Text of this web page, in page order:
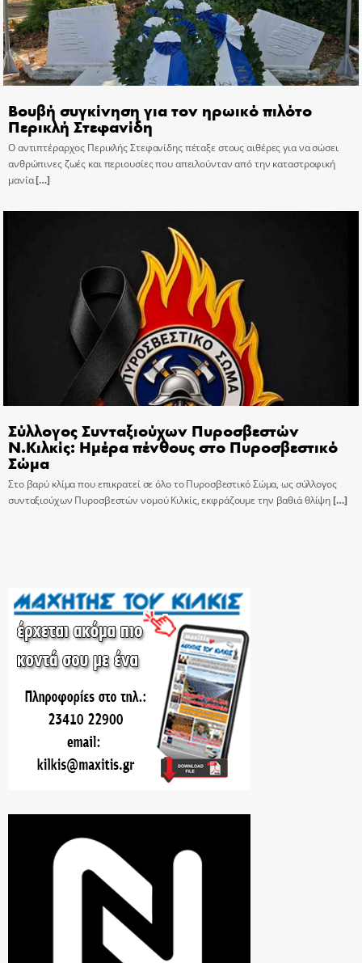
Βουβή συγκίνηση για τον ηρωικό πιλότο
Περικλή Στεφανίδη
Ο αντιπτέραρχος Περικλής Στεφανίδης πέταξε στους αιθέρες για να σώσει
ανθρώπινες ζωές και περιουσίες που απειλούνταν από την καταστροφική
μανία[…]
Σύλλογος Συνταξιούχων Πυροσβεστών
Ν.Κιλκίς: Ημέρα πένθους στο Πυροσβεστικό
Σώμα
Στο βαρύ κλίμα που επικρατεί σε όλο το Πυροσβεστικό Σώμα, ως σύλλογος
συνταξιούχων Πυροσβεστών νομού Κιλκίς, εκφράζουμε την βαθιά θλίψη[…]